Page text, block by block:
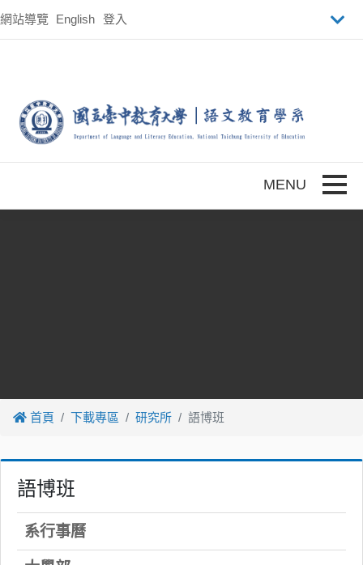
網站導覽 English 登入
首頁 下載專區 研究所 語博班
語博班
系行事曆